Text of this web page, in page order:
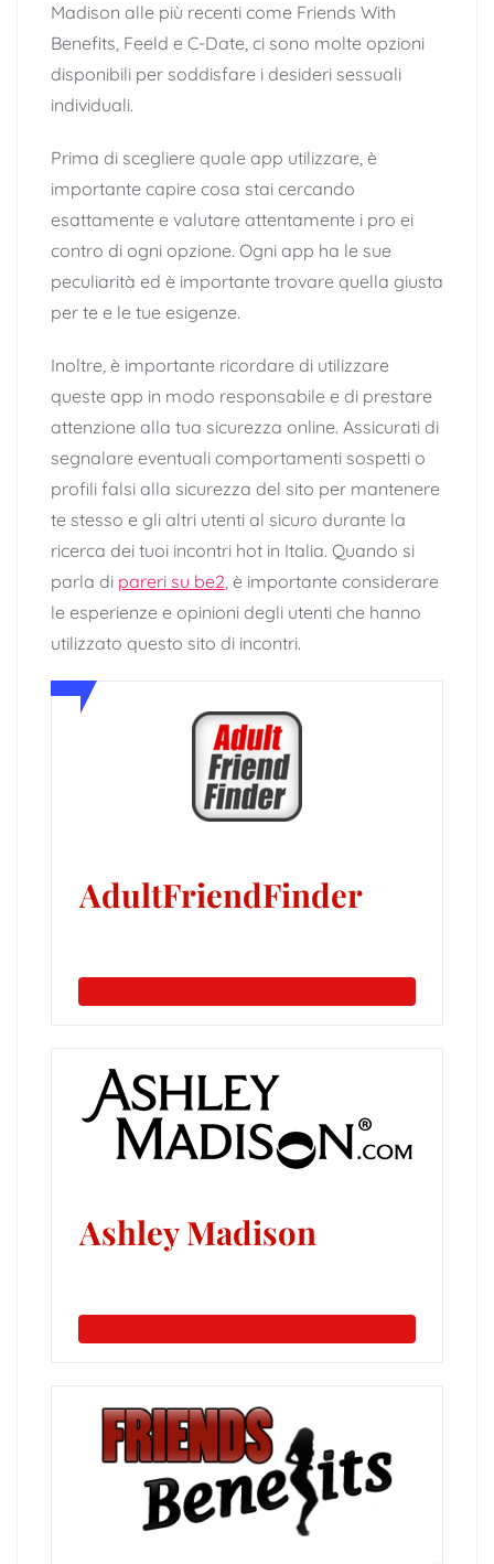
Madison alle più recenti come Friends With
Benefits, Feeld e C-Date, ci sono molte opzioni
disponibili per soddisfare i desideri sessuali
individuali.
Prima di scegliere quale app utilizzare, è
importante capire cosa stai cercando
esattamente e valutare attentamente i pro ei
contro di ogni opzione. Ogni app ha le sue
peculiarità ed è importante trovare quella giusta
per te e le tue esigenze.
Inoltre, è importante ricordare di utilizzare
queste app in modo responsabile e di prestare
attenzione alla tua sicurezza online. Assicurati di
segnalare eventuali comportamenti sospetti o
profili falsi alla sicurezza del sito per mantenere
te stesso e gli altri utenti al sicuro durante la
ricerca dei tuoi incontri hot in Italia. Quando si
parla di pareri su be2, è importante considerare
le esperienze e opinioni degli utenti che hanno
utilizzato questo sito di incontri.
AdultFriendFinder
Ashley Madison